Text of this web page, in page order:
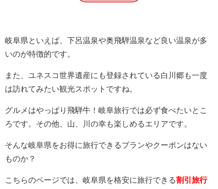
岐阜県といえば、下呂温泉や奥飛騨温泉など良い温泉が多
いのが特徴的です。
また、ユネスコ世界遺産にも登録されている白川郷も一度
は訪れてみたい観光スポットですね。
グルメはやっぱり飛騨牛！岐阜旅行では必ず食べたいとこ
ろです。その他、山、川の幸も楽しめるエリアです。
そんな岐阜県をお得に旅行できるプランやクーポンはない
ものか？
こちらのページでは、岐阜県を格安に旅行できる割引旅行